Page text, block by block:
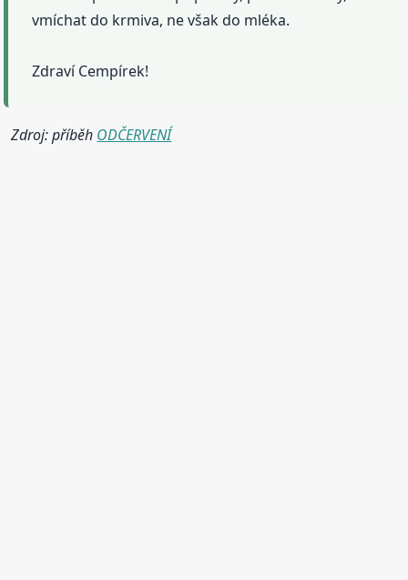
vmíchat do krmiva, ne však do mléka.
Zdraví Cempírek!
Zdroj: příběh ODČERVENÍ